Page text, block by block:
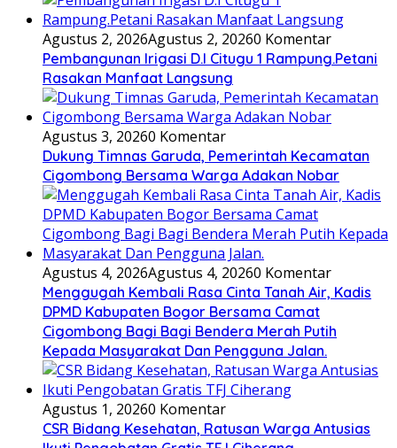
Agustus 2, 2026Agustus 2, 20260 Komentar
Pembangunan Irigasi D.I Citugu 1 Rampung.Petani
Rasakan Manfaat Langsung
Agustus 3, 20260 Komentar
Dukung Timnas Garuda, Pemerintah Kecamatan
Cigombong Bersama Warga Adakan Nobar
Agustus 4, 2026Agustus 4, 20260 Komentar
Menggugah Kembali Rasa Cinta Tanah Air, Kadis
DPMD Kabupaten Bogor Bersama Camat
Cigombong Bagi Bagi Bendera Merah Putih
Kepada Masyarakat Dan Pengguna Jalan.
Agustus 1, 20260 Komentar
CSR Bidang Kesehatan, Ratusan Warga Antusias